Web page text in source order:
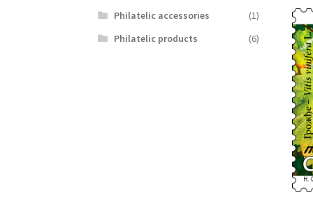
Philatelic accessories
(1)
Philatelic products
(6)